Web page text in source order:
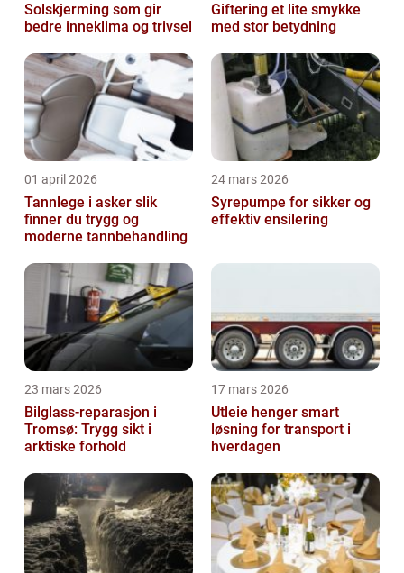
Solskjerming som gir
bedre inneklima og trivsel
Giftering et lite smykke
med stor betydning
01 april 2026
Tannlege i asker slik
finner du trygg og
moderne tannbehandling
24 mars 2026
Syrepumpe for sikker og
effektiv ensilering
23 mars 2026
Bilglass-reparasjon i
Tromsø: Trygg sikt i
arktiske forhold
17 mars 2026
Utleie henger smart
løsning for transport i
hverdagen